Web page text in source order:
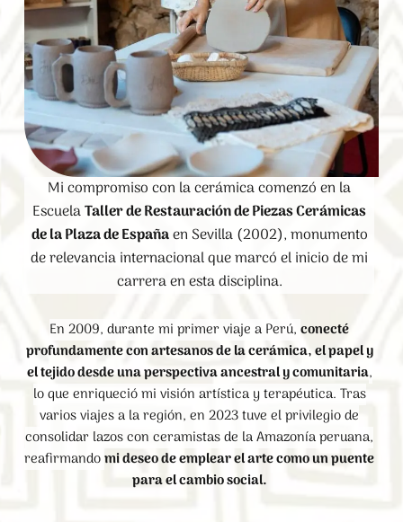
Mi compromiso con la cerámica comenzó en la
EscuelaTaller de Restauración de Piezas Cerámicas
de la Plaza de Españaen Sevilla (2002), monumento
de relevancia internacional que marcó el inicio de mi
carrera en esta disciplina.
En 2009, durante mi primer viaje a Perú, conecté
profundamente con artesanos de la cerámica, el papel y
el tejido desde una perspectiva ancestral y comunitaria,
lo que enriqueció mi visión artística y terapéutica. Tras
varios viajes a la región, en 2023 tuve el privilegio de
consolidar lazos con ceramistas de la Amazonía peruana,
reafirmandomi deseo de emplear el arte como un puente
para el cambio social.